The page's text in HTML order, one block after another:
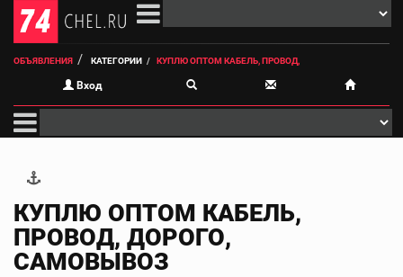
ОБЪЯВЛЕНИЯ КАТЕГОРИИ КУПЛЮ ОПТОМ КАБЕЛЬ, ПРОВОД,
Вход
КУПЛЮ ОПТОМ КАБЕЛЬ,
ПРОВОД, ДОРОГО,
САМОВЫВОЗ